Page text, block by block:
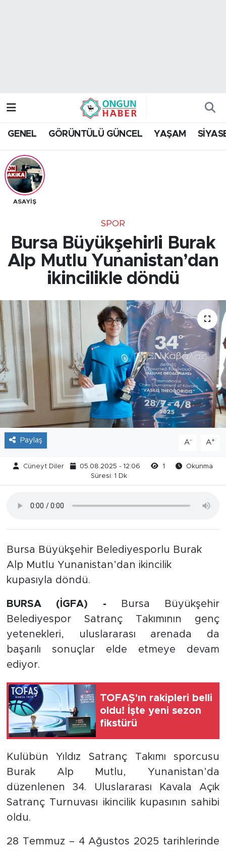
GENEL GÖRÜNTÜLÜ GÜNCEL YAŞAM
ASAYİŞ
SPOR
Bursa Büyükşehirli Burak
Alp Mutlu Yunanistan’dan
ikincilikle döndü
Paylaş A- A+
Cüneyt Diler 05.08.2025 - 12:06 1
Okunma
Süresi: 1 Dk
Bursa Büyükşehir Belediyesporlu Burak
Alp Mutlu Yunanistan’dan ikincilik
kupasıyla döndü.
BURSA (İGFA) -
Bursa Büyükşehir
Belediyespor Satranç Takımının genç
yetenekleri, uluslararası arenada da
başarılı sonuçlar elde etmeye devam
ediyor.
TOFAŞ'ın rakipleri belli
oldu! İşte yeni sezon
fikstürü
Kulübün Yıldız Satranç Takımı sporcusu
Burak Alp Mutlu, Yunanistan’da
düzenlenen 34. Uluslararası Kavala Açık
Satranç Turnuvası ikincilik kupasının sahibi
oldu.
28 Temmuz – 4 Ağustos 2025 tarihlerinde
Trafik Durumu
Tüm Manşetler
Son Dakika Haberleri